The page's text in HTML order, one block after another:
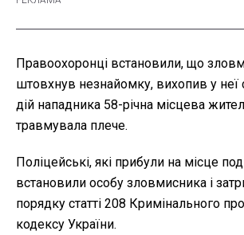
Правоохоронці встановили, що
штовхнув незнайомку, вихопив у неї
дій нападника 58-річна місцева
травмувала плече.
Поліцейські, які прибули на місце
встановили особу зловмисника і
порядку статті 208 Кримінального
кодексу України.